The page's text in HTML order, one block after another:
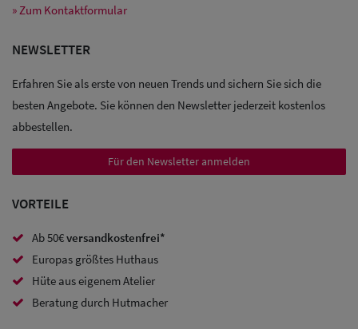
Baseball
Caps
Sale: Army
Caps
Sale:
Trucker
Caps
Sale: Caps
» Zum Kontaktformular
NEWSLETTER
Erfahren Sie als erste von neuen Trends und sichern Sie sich die
besten Angebote. Sie können den Newsletter jederzeit kostenlos
abbestellen.
Für den Newsletter anmelden
VORTEILE
Ab 50€versandkostenfrei*
Europas größtes Huthaus
Hüte aus eigenem Atelier
Beratung durch Hutmacher